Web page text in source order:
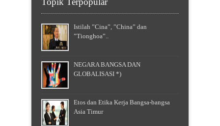
Istilah ”Cina”, ”China” dan
”Tionghoa”..
NEGARA BANGSA DAN
GLOBALISASI *)
Etos dan Etika Kerja Bangsa-bangsa
Asia Timur